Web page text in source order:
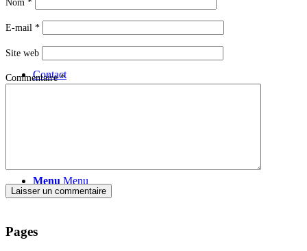
Contact
Menu Menu
Nom *
E-mail *
Site web
Commentaire*
Pages